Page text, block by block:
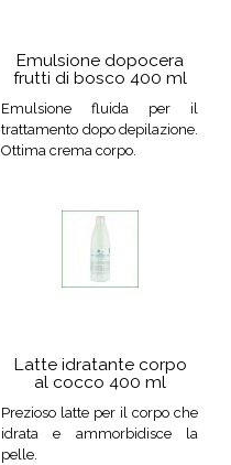
Emulsione dopocera
frutti di bosco 400 ml
Emulsione fluida per il
trattamento dopo depilazione.
Ottima crema corpo.
Latte idratante corpo
al cocco 400 ml
Prezioso latte per il corpo che
idrata e ammorbidisce la
pelle.